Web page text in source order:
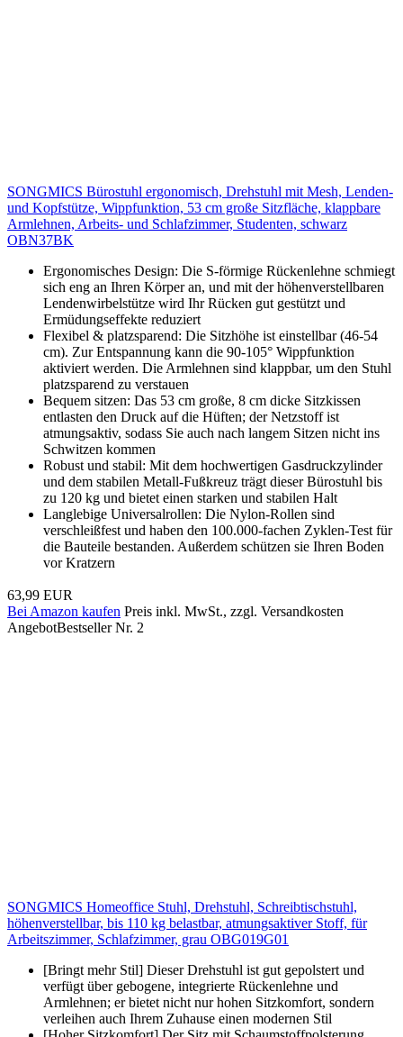
SONGMICS Bürostuhl ergonomisch, Drehstuhl mit Mesh, Lenden-
und Kopfstütze, Wippfunktion, 53 cm große Sitzfläche, klappbare
Armlehnen, Arbeits- und Schlafzimmer, Studenten, schwarz
OBN37BK
Ergonomisches Design: Die S-förmige Rückenlehne schmiegt
sich eng an Ihren Körper an, und mit der höhenverstellbaren
Lendenwirbelstütze wird Ihr Rücken gut gestützt und
Ermüdungseffekte reduziert
Flexibel & platzsparend: Die Sitzhöhe ist einstellbar (46-54
cm). Zur Entspannung kann die 90-105° Wippfunktion
aktiviert werden. Die Armlehnen sind klappbar, um den Stuhl
platzsparend zu verstauen
Bequem sitzen: Das 53 cm große, 8 cm dicke Sitzkissen
entlasten den Druck auf die Hüften; der Netzstoff ist
atmungsaktiv, sodass Sie auch nach langem Sitzen nicht ins
Schwitzen kommen
Robust und stabil: Mit dem hochwertigen Gasdruckzylinder
und dem stabilen Metall-Fußkreuz trägt dieser Bürostuhl bis
zu 120 kg und bietet einen starken und stabilen Halt
Langlebige Universalrollen: Die Nylon-Rollen sind
verschleißfest und haben den 100.000-fachen Zyklen-Test für
die Bauteile bestanden. Außerdem schützen sie Ihren Boden
vor Kratzern
63,99 EUR
Bei Amazon kaufen Preis inkl. MwSt., zzgl. Versandkosten
AngebotBestseller Nr. 2
SONGMICS Homeoffice Stuhl, Drehstuhl, Schreibtischstuhl,
höhenverstellbar, bis 110 kg belastbar, atmungsaktiver Stoff, für
Arbeitszimmer, Schlafzimmer, grau OBG019G01
[Bringt mehr Stil] Dieser Drehstuhl ist gut gepolstert und
verfügt über gebogene, integrierte Rückenlehne und
Armlehnen; er bietet nicht nur hohen Sitzkomfort, sondern
verleihen auch Ihrem Zuhause einen modernen Stil